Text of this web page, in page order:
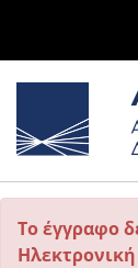
Το έγγραφο